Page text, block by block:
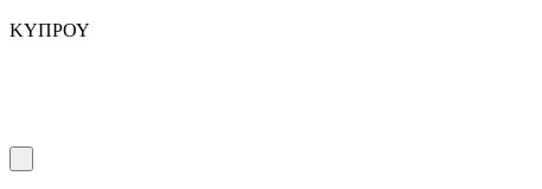
ΚΥΠΡΟΥ